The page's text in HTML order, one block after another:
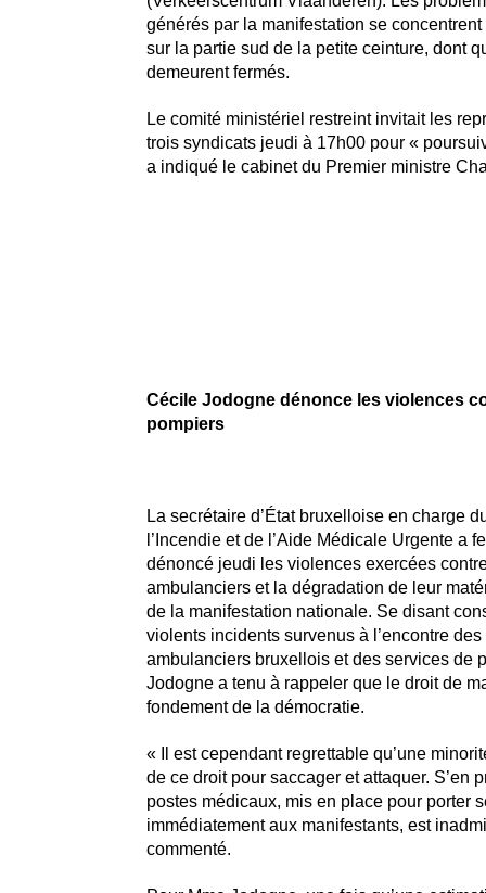
générés par la manifestation se
sur la partie sud de la petite ceinture, dont
demeurent fermés.
Le comité ministériel restreint invitait les
trois syndicats jeudi à 17h00 pour «
a indiqué le cabinet du Premier ministre
Cécile Jodogne dénonce les violences
pompiers
La secrétaire d’État bruxelloise en charge
l’Incendie et de l’Aide Médicale Urgente a
dénoncé jeudi les violences exercées
ambulanciers et la dégradation de leur
de la manifestation nationale. Se disant
violents incidents survenus à l’encontre
ambulanciers bruxellois et des services de
Jodogne a tenu à rappeler que le droit de
fondement de la démocratie.
« Il est cependant regrettable qu’une
de ce droit pour saccager et attaquer. S’en
postes médicaux, mis en place pour porter
immédiatement aux manifestants, est
commenté.